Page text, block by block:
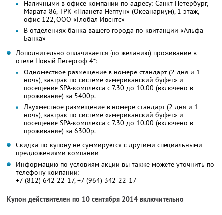
Наличными в офисе компании по адресу: Санкт-Петербург,
Марата 86, ТРК «Планета Нептун» (Океанариум), 1 этаж,
офис 122, ООО «Глобал Ивентс»
В отделениях банка вашего города по квитанции «Альфа
Банка»
Дополнительно оплачивается (по желанию) проживание в
отеле Новый Петергоф 4*:
Одноместное размещение в номере стандарт (2 дня и 1
ночь), завтрак по системе «американский буфет» и
посещение SPA-комплекса с 7.30 до 10.00 (включено в
проживание) за 5400р.
Двухместное размещение в номере стандарт (2 дня и 1
ночь), завтрак по системе «американский буфет» и
посещение SPA-комплекса с 7.30 до 10.00 (включено в
проживание) за 6300р.
Скидка по купону не суммируется с другими специальными
предложениями компании
Информацию по условиям акции вы также можете уточнить по
телефону компании:
+7 (812) 642-22-17, +7 (964) 342-22-17
Купон действителен по 10 сентября 2014 включительно